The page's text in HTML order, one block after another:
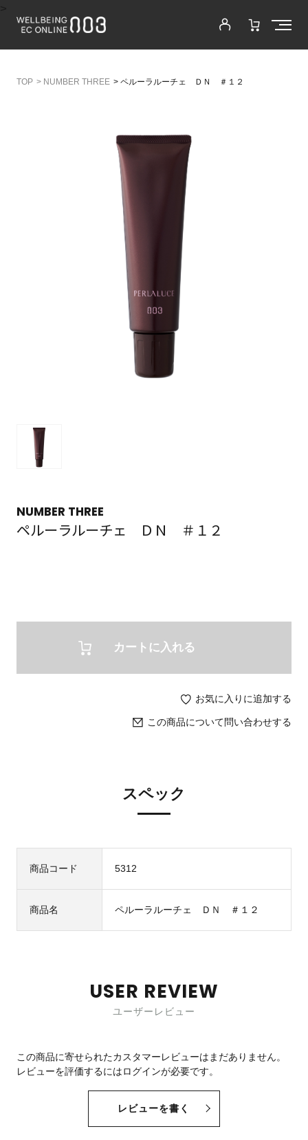
> NUMBER THREE > ペルーラルーチェ ＤＮ ＃１２
NUMBER THREE
ペルーラルーチェ ＤＮ ＃１２
カートに入れる
お気に入りに追加する
この商品について問い合わせする
スペック
商品コード 5312
商品名 ペルーラルーチェ ＤＮ ＃１２
USER REVIEW
ユーザーレビュー
この商品に寄せられたカスタマーレビューはまだありません。
レビューを評価するにはログインが必要です。
レビューを書く